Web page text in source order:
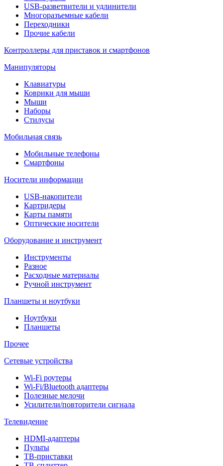
USB-разветвители и удлинители
Многоразъемные кабели
Переходники
Прочие кабели
Контроллеры для приставок и смартфонов
Манипуляторы
Клавиатуры
Коврики для мыши
Мыши
Наборы
Стилусы
Мобильная связь
Мобильные телефоны
Смартфоны
Носители информации
USB-накопители
Картридеры
Карты памяти
Оптические носители
Оборудование и инструмент
Инструменты
Разное
Расходные материалы
Ручной инструмент
Планшеты и ноутбуки
Ноутбуки
Планшеты
Прочее
Сетевые устройства
Wi-Fi роутеры
Wi-Fi/Bluetooth адаптеры
Полезные мелочи
Усилители/повторители сигнала
Телевидение
HDMI-адаптеры
Пульты
ТВ-приставки